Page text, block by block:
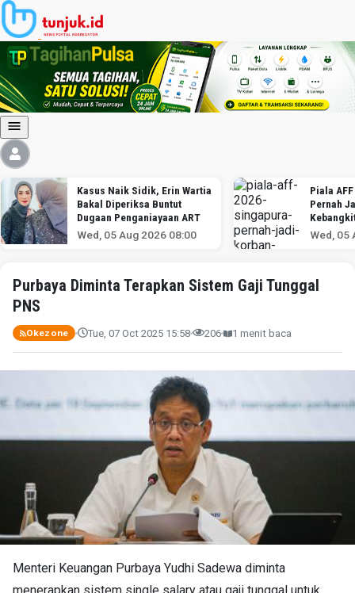
Kasus Naik Sidik, Erin Wartia
Bakal Diperiksa Buntut
Dugaan Penganiayaan ART
Wed, 05 Aug 2026 08:00
Piala
Pernah
Indonesia
Wed, 05
Purbaya Diminta Terapkan Sistem Gaji Tunggal
PNS
Okezone Tue, 07 Oct 2025 15:58 206 1 menit baca
Menteri Keuangan Purbaya Yudhi Sadewa diminta